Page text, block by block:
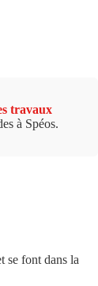
travaux
à Spéos.
se font dans la